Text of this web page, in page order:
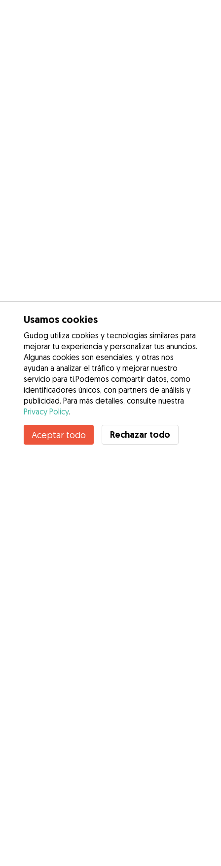
Usamos cookies
Gudog utiliza cookies y tecnologías similares para
mejorar tu experiencia y personalizar tus anuncios.
Algunas cookies son esenciales, y otras nos
ayudan a analizar el tráfico y mejorar nuestro
servicio para ti.Podemos compartir datos, como
identificadores únicos, con partners de análisis y
publicidad. Para más detalles, consulte nuestra
Privacy Policy.
Aceptar todo Rechazar todo